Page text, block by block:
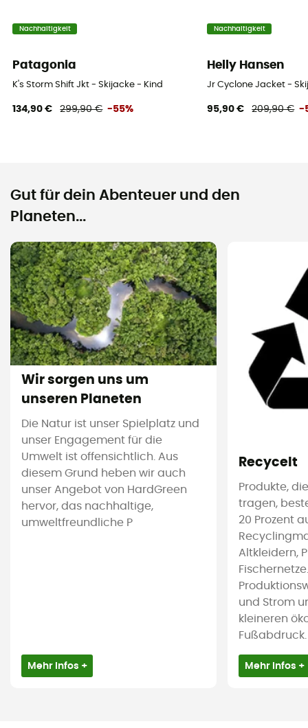
Nachhaltigkeit
Patagonia
K's Storm Shift Jkt - Skijacke - Kind
134,90 € 299,90 € -55%
Nachhaltigkeit
Helly Hansen
Jr Cyclone Jacket -
95,90 € 209,90 € -
Gut für dein Abenteuer und den
Planeten...
Wir sorgen uns um
unseren Planeten
Die Natur ist unser Spielplatz und
unser Engagement für die
Umwelt ist offensichtlich. Aus
diesem Grund heben wir auch
unser Angebot von HardGreen
hervor, das nachhaltige,
umweltfreundliche P
Mehr Infos +
Recycelt
Produkte,
tragen,
20 Prozent
Altkleidern,
und Strom
kleineren
Fußabdruck.
Mehr Infos +